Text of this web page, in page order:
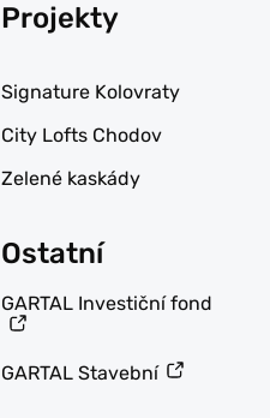
Projekty
Signature Kolovraty
City Lofts Chodov
Zelené kaskády
Ostatní
GARTAL Investiční fond
GARTAL Stavební